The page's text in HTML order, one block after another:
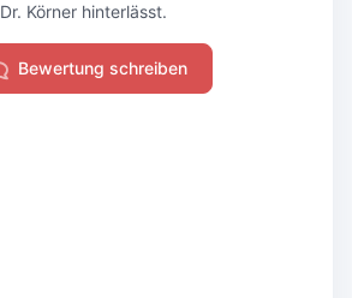
Dr. Körner hinterlässt.
Bewertung schreiben